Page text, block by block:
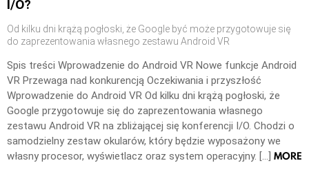
I/O?
Od kilku dni krążą pogłoski, że Google być może przygotowuje się
do zaprezentowania własnego zestawu Android VR
Spis treści Wprowadzenie do Android VR Nowe funkcje Android
VR Przewaga nad konkurencją Oczekiwania i przyszłość
Wprowadzenie do Android VR Od kilku dni krążą pogłoski, że
Google przygotowuje się do zaprezentowania własnego
zestawu Android VR na zbliżającej się konferencji I/O. Chodzi o
samodzielny zestaw okularów, który będzie wyposażony we
własny procesor, wyświetlacz oraz system operacyjny. […] MORE